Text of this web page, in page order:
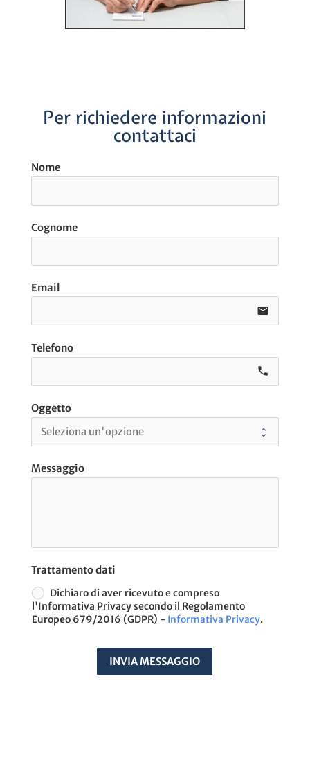
Per richiedere informazioni
contattaci
Nome
Cognome
Email
email
Telefono
call
Oggetto
Messaggio
Trattamento dati
Dichiaro di aver ricevuto e compreso
l'Informativa Privacy secondo il Regolamento
Europeo 679/2016 (GDPR) - Informativa Privacy.
INVIA MESSAGGIO